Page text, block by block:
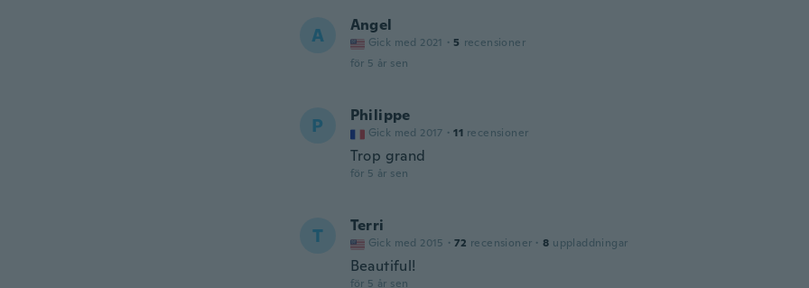
A Angel
Gick med 2021 · 5 recensioner
för 5 år sen
P Philippe
Gick med 2017 · 11 recensioner
Trop grand
för 5 år sen
T Terri
Gick med 2015 · 72 recensioner · 8 uppladdningar
Beautiful!
för 5 år sen